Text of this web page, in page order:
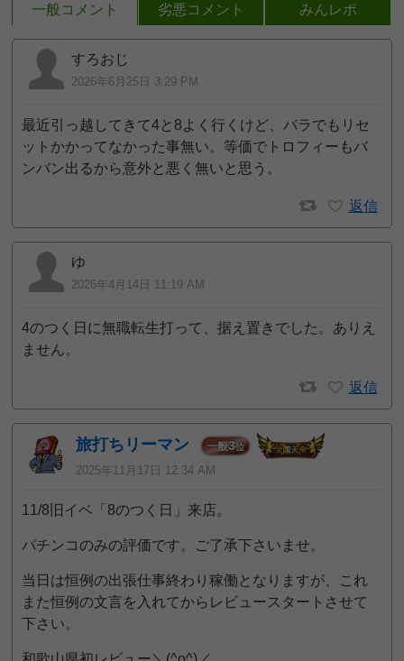
一般コメント 劣悪コメント みんレポ
すろおじ
2026年6月25日 3:29 PM
最近引っ越してきて4と8よく行くけど、バラでもリセ
ットかかってなかった事無い。等価でトロフィーもバ
ンバン出るから意外と悪く無いと思う。
返信
ゆ
2026年4月14日 11:19 AM
4のつく日に無職転生打って、据え置きでした。ありえ
ません。
返信
旅打ちリーマン 一般3位
2025年11月17日 12:34 AM
11/8旧イベ「8のつく日」来店。
パチンコのみの評価です。ご了承下さいませ。
当日は恒例の出張仕事終わり稼働となりますが、これ
また恒例の文言を入れてからレビュースタートさせて
下さい。